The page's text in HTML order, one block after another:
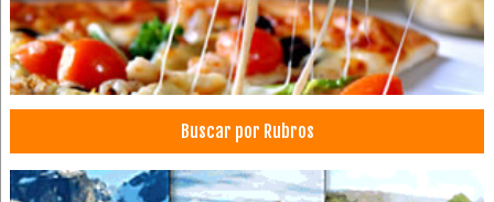
Biocentro
Mariposario
Parques
Hotelería
Buscar por Rubros